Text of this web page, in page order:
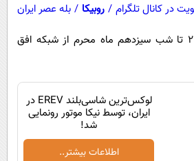
اجتماعی
در کانال تلگرام / روبیکا / بله عصر ایران
برنامه «تکیه» ساعت ۲۳ تا شب سیزدهم ماه محرم از شبکه افق
لوکس‌ترین شاسی‌بلند EREV در
ایران، توسط نیکا موتور رونمایی
شد!
اطلاعات بیشتر..